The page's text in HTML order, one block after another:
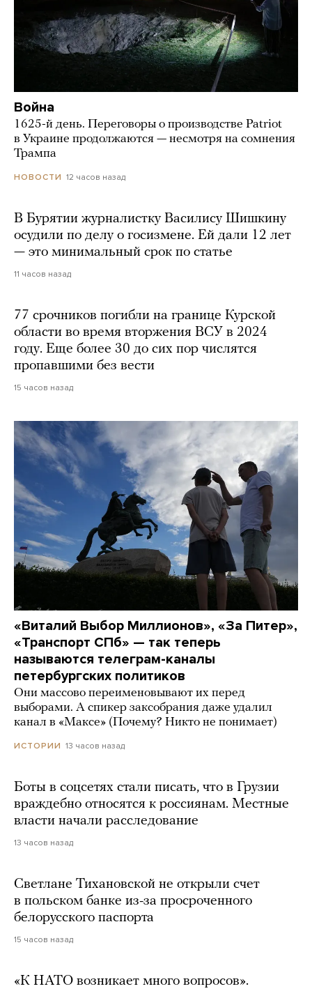
Война
1625-й день. Переговоры о производстве Patriot
в Украине продолжаются — несмотря на сомнения
Трампа
НОВОСТИ 12 часов назад
В Бурятии журналистку Василису Шишкину
осудили по делу о госизмене. Ей дали 12 лет
— это минимальный срок по статье
11 часов назад
77 срочников погибли на границе Курской
области во время вторжения ВСУ в 2024
году. Еще более 30 до сих пор числятся
пропавшими без вести
15 часов назад
«Виталий Выбор Миллионов», «За Питер»,
«Транспорт СПб» — так теперь
называются телеграм-каналы
петербургских политиков
Они массово переименовывают их перед
выборами. А спикер заксобрания даже удалил
канал в «Максе» (Почему? Никто не понимает)
ИСТОРИИ 13 часов назад
Боты в соцсетях стали писать, что в Грузии
враждебно относятся к россиянам. Местные
власти начали расследование
13 часов назад
Светлане Тихановской не открыли счет
в польском банке из-за просроченного
белорусского паспорта
15 часов назад
«К НАТО возникает много вопросов».